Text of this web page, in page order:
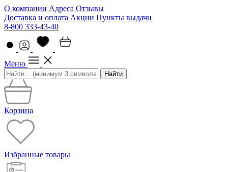
О компании Адреса Отзывы
Доставка и оплата Акции Пункты выдачи
8-800 333-43-40
Меню
Найти
Корзина
Избранные товары